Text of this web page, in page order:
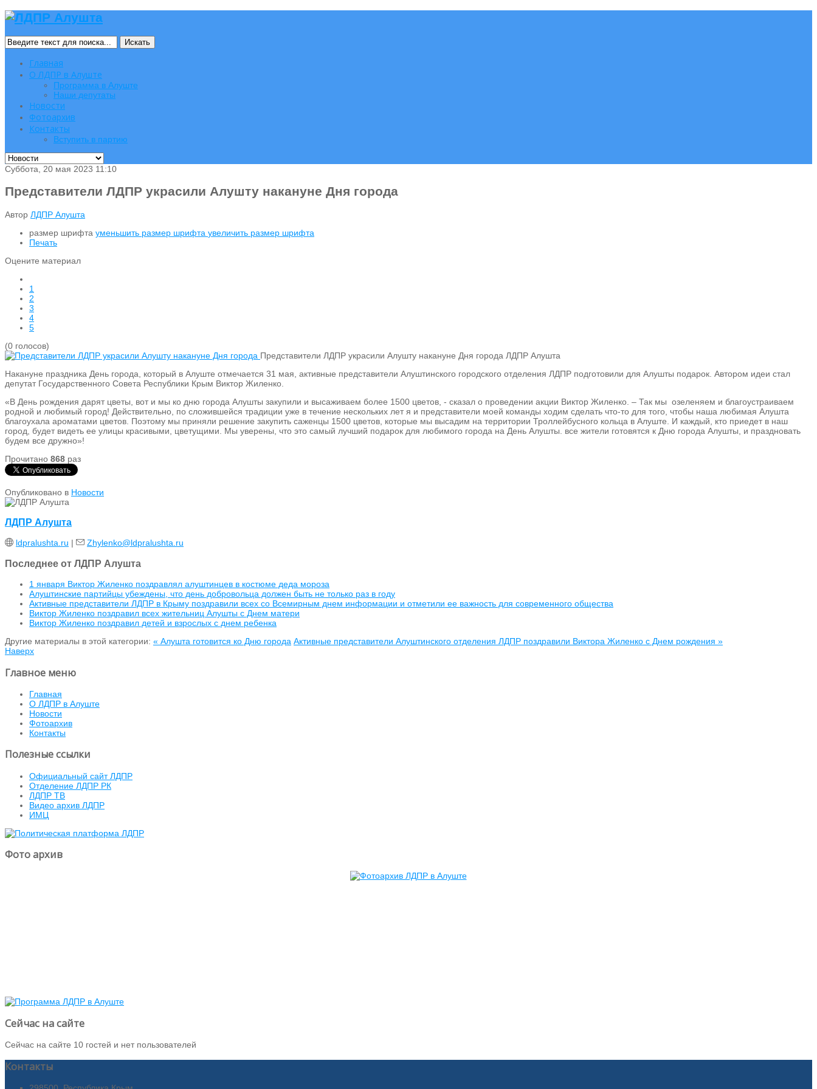
Искать
Главная
О ЛДПР в Алуште
Программа в Алуште
Наши депутаты
Новости
Фотоархив
Контакты
Вступить в партию
Суббота, 20 мая 2023 11:10
Представители ЛДПР украсили Алушту накануне Дня города
Автор ЛДПР Алушта
размер шрифта уменьшить размер шрифта увеличить размер шрифта
Печать
Оцените материал
1
2
3
4
5
(0 голосов)
Представители ЛДПР украсили Алушту накануне Дня города ЛДПР Алушта
Накануне праздника День города, который в Алуште отмечается 31 мая, активные представители Алуштинского городского отделения ЛДПР подготовили для Алушты подарок. Автором идеи стал
депутат Государственного Совета Республики Крым Виктор Жиленко.
«В День рождения дарят цветы, вот и мы ко дню города Алушты закупили и высаживаем более 1500 цветов, - сказал о проведении акции Виктор Жиленко. – Так мы озеленяем и благоустраиваем
родной и любимый город! Действительно, по сложившейся традиции уже в течение нескольких лет я и представители моей команды ходим сделать что-то для того, чтобы наша любимая Алушта
благоухала ароматами цветов. Поэтому мы приняли решение закупить саженцы 1500 цветов, которые мы высадим на территории Троллейбусного кольца в Алуште. И каждый, кто приедет в наш
город, будет видеть ее улицы красивыми, цветущими. Мы уверены, что это самый лучший подарок для любимого города на День Алушты. все жители готовятся к Дню города Алушты, и праздновать
будем все дружно»!
Прочитано 868 раз
Опубликовано в Новости
ЛДПР Алушта
ldpralushta.ru | Zhylenko@ldpralushta.ru
Последнее от ЛДПР Алушта
1 января Виктор Жиленко поздравлял алуштинцев в костюме деда мороза
Алуштинские партийцы убеждены, что день добровольца должен быть не только раз в году
Активные представители ЛДПР в Крыму поздравили всех со Всемирным днем информации и отметили ее важность для современного общества
Виктор Жиленко поздравил всех жительниц Алушты с Днем матери
Виктор Жиленко поздравил детей и взрослых с днем ребенка
Другие материалы в этой категории: « Алушта готовится ко Дню города Активные представители Алуштинского отделения ЛДПР поздравили Виктора Жиленко с Днем рождения »
Наверх
Главное меню
Главная
О ЛДПР в Алуште
Новости
Фотоархив
Контакты
Полезные ссылки
Официальный сайт ЛДПР
Отделение ЛДПР РК
ЛДПР ТВ
Видео архив ЛДПР
ИМЦ
Фото архив
Сейчас на сайте
Сейчас на сайте 10 гостей и нет пользователей
Контакты